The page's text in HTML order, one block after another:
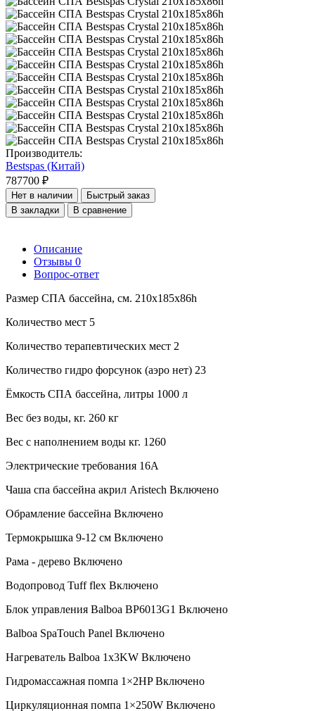
Производитель:
Bestspas (Китай)
787700 ₽
Нет в наличии
Быстрый заказ
В закладки
В сравнение
Описание
Отзывы 0
Вопрос-ответ
Размер СПА бассейна, см. 210х185х86h
Количество мест 5
Количество терапевтических мест 2
Количество гидро форсунок (аэро нет) 23
Ёмкость СПА бассейна, литры 1000 л
Вес без воды, кг. 260 кг
Вес с наполнением воды кг. 1260
Электрические требования 16А
Чаша спа бассейна акрил Aristech Включено
Обрамление бассейна Включено
Термокрышка 9-12 см Включено
Рама - дерево Включено
Водопровод Tuff flex Включено
Блок управления Balboa BP6013G1 Включено
Balboa SpaTouch Panel Включено
Нагреватель Balboa 1x3KW Включено
Гидромассажная помпа 1×2HP Включено
Циркуляционная помпа 1×250W Включено